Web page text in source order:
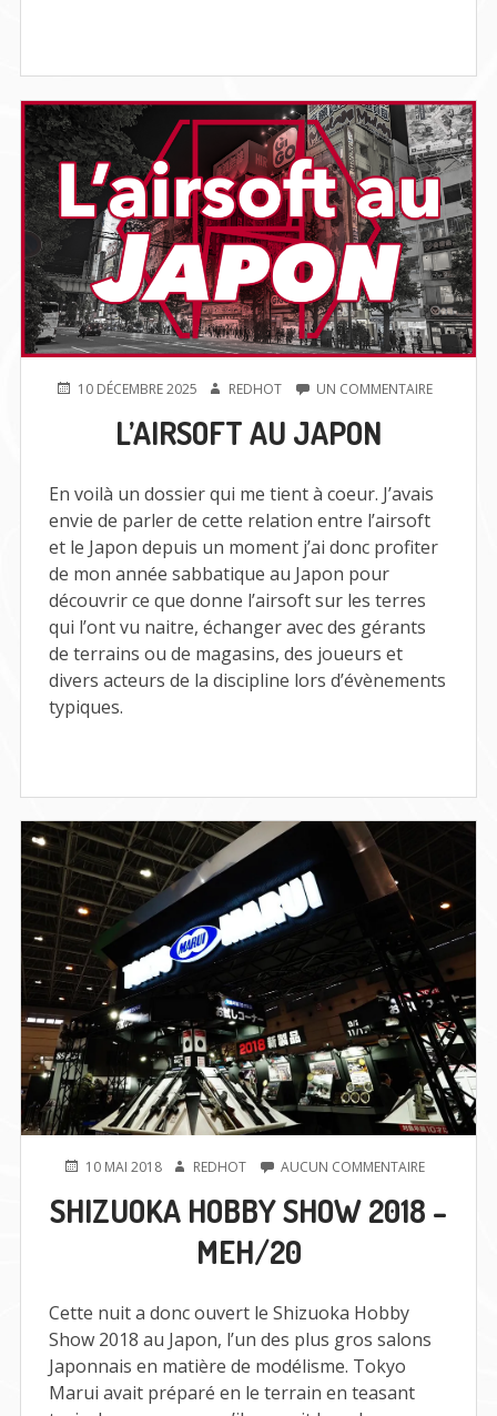
PUBLIÉ10 DÉCEMBRE 2025 AUTEUR
REDHOT UN COMMENTAIRESUR
L’AIRSOFT AU JAPON
En voilà un dossier qui me tient à coeur. J’avais
envie de parler de cette relation entre l’airsoft
et le Japon depuis un moment j’ai donc profiter
de mon année sabbatique au Japon pour
découvrir ce que donne l’airsoft sur les terres
qui l’ont vu naitre, échanger avec des gérants
de terrains ou de magasins, des joueurs et
divers acteurs de la discipline lors d’évènements
typiques.
PUBLIÉ10 MAI 2018 AUTEUR
REDHOT AUCUN COMMENTAIRESUR
HOBBY
SHOW
SHIZUOKA HOBBY SHOW 2018 –
MEH/20
Cette nuit a donc ouvert le Shizuoka Hobby
Show 2018 au Japon, l’un des plus gros salons
Japonnais en matière de modélisme. Tokyo
Marui avait préparé en le terrain en teasant